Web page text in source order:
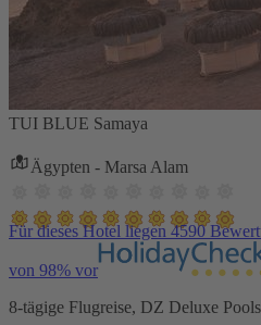
TUI BLUE Samaya
Ägypten - Marsa Alam
Für dieses Hotel liegen 4590
von 98% vor
8-tägige Flugreise, DZ Deluxe